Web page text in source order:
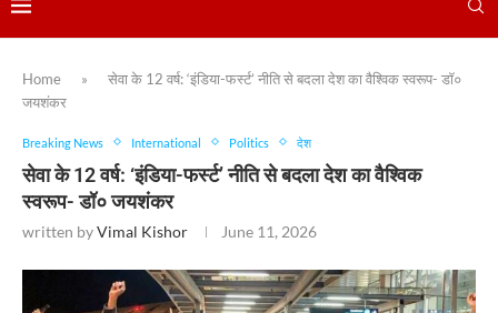
Home »
सेवा के 12 वर्ष: ‘इंडिया-फर्स्ट’ नीति से बदला देश का वैश्विक स्वरूप- डॉ०
जयशंकर
Breaking News International Politics देश
सेवा के 12 वर्ष: ‘इंडिया-फर्स्ट’ नीति से बदला देश का वैश्विक
स्वरूप- डॉ० जयशंकर
written byVimal Kishor June 11, 2026